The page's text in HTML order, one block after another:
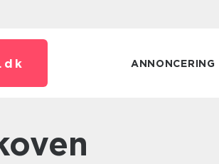
dk ANNONCERING